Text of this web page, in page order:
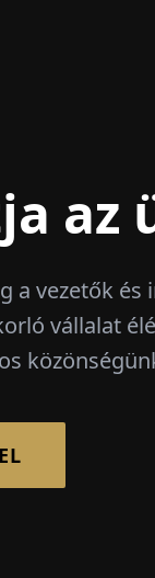
az
a vezetők
vállalat